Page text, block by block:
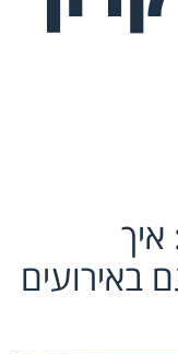
איך
באירועים